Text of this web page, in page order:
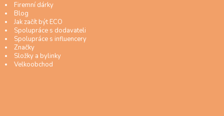
Firemní dárky
Blog
Jak začít být ECO
Spolupráce s dodavateli
Spolupráce s influencery
Značky
Složky a bylinky
Velkoobchod